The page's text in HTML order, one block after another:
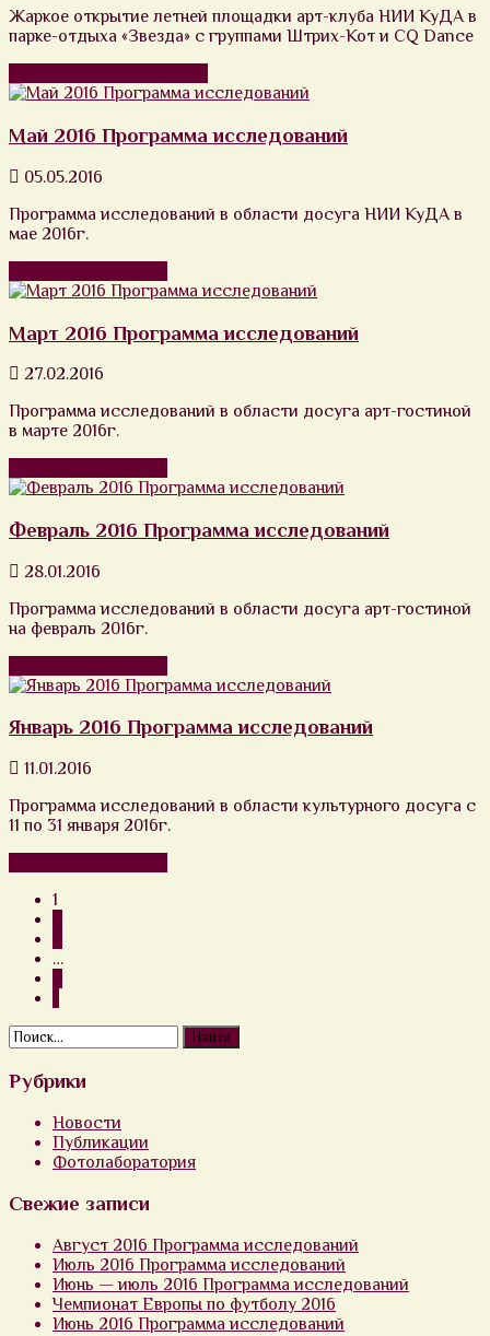
Жаркое открытие летней площадки арт-клуба НИИ КуДА в
парке-отдыха «Звезда» с группами Штрих-Кот и CQ Dance
Май 2016 Программа исследований
05.05.2016
Программа исследований в области досуга НИИ КуДА в
мае 2016г.
Март 2016 Программа исследований
27.02.2016
Программа исследований в области досуга арт-гостиной
в марте 2016г.
Февраль 2016 Программа исследований
28.01.2016
Программа исследований в области досуга арт-гостиной
на февраль 2016г.
Январь 2016 Программа исследований
11.01.2016
Программа исследований в области культурного досуга с
11 по 31 января 2016г.
1
…
Рубрики
Новости
Публикации
Фотолаборатория
Свежие записи
Август 2016 Программа исследований
Июль 2016 Программа исследований
Июнь — июль 2016 Программа исследований
Чемпионат Европы по футболу 2016
Июнь 2016 Программа исследований